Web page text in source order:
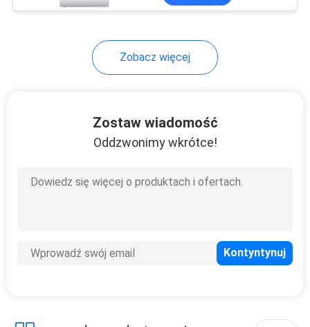
Elektryczny długopis
usuwania
Zobacz więcej
Zostaw wiadomość
Oddzwonimy wkrótce!